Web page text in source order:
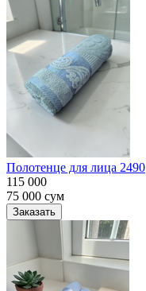
Полотенце для лица 2490
115 000
75 000 сум
Заказать